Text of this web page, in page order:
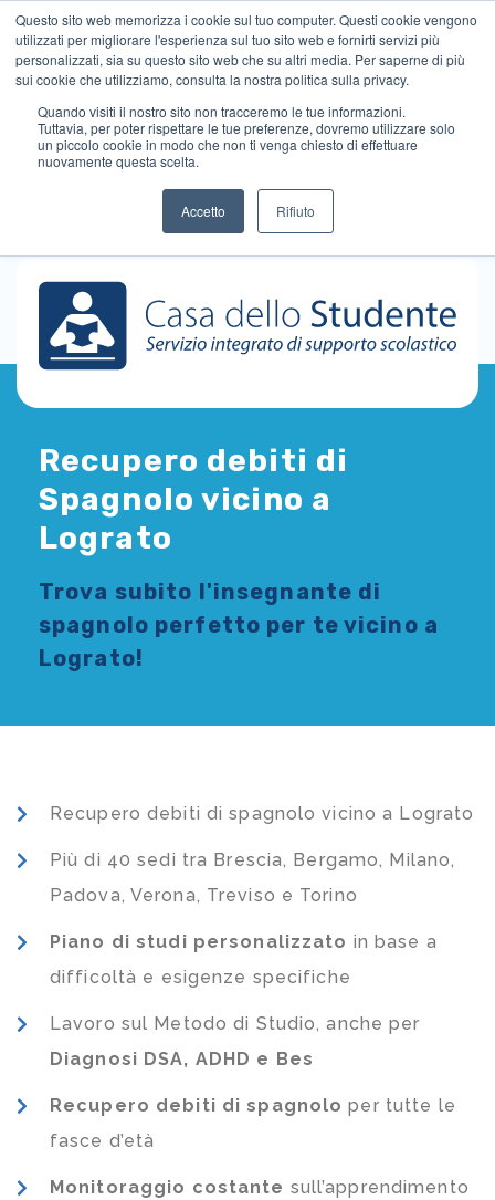
Questo sito web memorizza i cookie sul tuo computer. Questi cookie vengono
utilizzati per migliorare l'esperienza sul tuo sito web e fornirti servizi più
personalizzati, sia su questo sito web che su altri media. Per saperne di più
sui cookie che utilizziamo, consulta la nostra politica sulla privacy.
Quando visiti il ​​nostro sito non tracceremo le tue informazioni.
Tuttavia, per poter rispettare le tue preferenze, dovremo utilizzare solo
un piccolo cookie in modo che non ti venga chiesto di effettuare
nuovamente questa scelta.
Accetto Rifiuto
Recupero debiti di
Spagnolo vicino a
Lograto
Trova subito l'insegnante di
spagnolo perfetto per te vicino a
Lograto!
Recupero debiti di spagnolo vicino a Lograto
Più di 40 sedi tra Brescia, Bergamo, Milano,
Padova, Verona, Treviso e Torino
Piano di studi personalizzato in base a
difficoltà e esigenze specifiche
Lavoro sul Metodo di Studio, anche per
Diagnosi DSA, ADHD e Bes
Recupero debiti di spagnolo per tutte le
fasce d’età
Monitoraggio costante sull’apprendimento